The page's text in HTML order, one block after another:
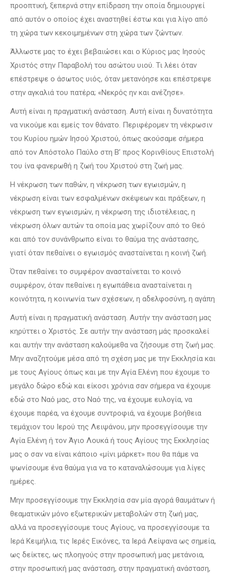
προοπτική, ξεπερνά στην επίδραση την οποία δημιουργεί
από αυτόν ο οποίος έχει αναστηθεί έστω και για λίγο από
τη χώρα των κεκοιμημένων στη χώρα των ζώντων.
Άλλωστε μας το έχει βεβαιώσει και ο Κύριος μας Ιησούς
Χριστός στην Παραβολή του ασώτου υιού. Τι λέει όταν
επέστρεψε ο άσωτος υιός, όταν μετανόησε και επέστρεψε
στην αγκαλιά του πατέρα; «Νεκρός ην και ανέζησε».
Αυτή είναι η πραγματική ανάσταση. Αυτή είναι η δυνατότητα
να νικούμε και εμείς τον θάνατο. Περιφέρομεν τη νέκρωσιν
του Κυρίου ημών Ιησού Χριστού, όπως ακούσαμε σήμερα
από τον Απόστολο Παύλο στη Β’ προς Κορινθίους Επιστολή
του ίνα φανερωθή η ζωή του Χριστού στη ζωή μας.
Η νέκρωση των παθών, η νέκρωση των εγωισμών, η
νέκρωση είναι των εσφαλμένων σκέψεων και πράξεων, η
νέκρωση των εγωισμών, η νέκρωση της ιδιοτέλειας, η
νέκρωση όλων αυτών τα οποία μας χωρίζουν από το Θεό
και από τον συνάνθρωπο είναι το θαύμα της ανάστασης,
γιατί όταν πεθαίνει ο εγωισμός ανασταίνεται η κοινή ζωή.
Όταν πεθαίνει το συμφέρον ανασταίνεται το κοινό
συμφέρον, όταν πεθαίνει η εγωπάθεια ανασταίνεται η
κοινότητα, η κοινωνία των σχέσεων, η αδελφοσύνη, η αγάπη
Αυτή είναι η πραγματική ανάσταση. Αυτήν την ανάσταση μας
κηρύττει ο Χριστός. Σε αυτήν την ανάσταση μάς προσκαλεί
και αυτήν την ανάσταση καλούμεθα να ζήσουμε στη ζωή μας.
Μην αναζητούμε μέσα από τη σχέση μας με την Εκκλησία και
με τους Αγίους όπως και με την Αγία Ελένη που έχουμε το
μεγάλο δώρο εδώ και είκοσι χρόνια σαν σήμερα να έχουμε
εδώ στο Ναό μας, στο Ναό της, να έχουμε ευλογία, να
έχουμε παρέα, να έχουμε συντροφιά, να έχουμε βοήθεια
τεμάχιον του Ιερού της Λειψάνου, μην προσεγγίσουμε την
Αγία Ελένη ή τον Άγιο Λουκά ή τους Αγίους της Εκκλησίας
μας ο σαν να είναι κάποιο «μίνι μάρκετ» που θα πάμε να
ψωνίσουμε ένα θαύμα για να το καταναλώσουμε για λίγες
ημέρες.
Μην προσεγγίσουμε την Εκκλησία σαν μία αγορά θαυμάτων ή
θεαματικών μόνο εξωτερικών μεταβολών στη ζωή μας,
αλλά να προσεγγίσουμε τους Αγίους, να προσεγγίσουμε τα
Ιερά Κειμήλια, τις Ιερές Εικόνες, τα Ιερά Λείψανα ως σημεία,
ως δείκτες, ως πλοηγούς στην προσωπική μας μετάνοια,
στην προσωπική μας ανάσταση, στην πραγματική ανάσταση,